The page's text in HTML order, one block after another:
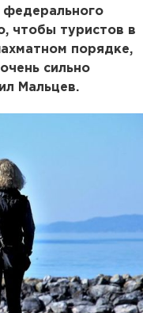
федерального
чтобы туристов в
порядке,
сильно
Мальцев.